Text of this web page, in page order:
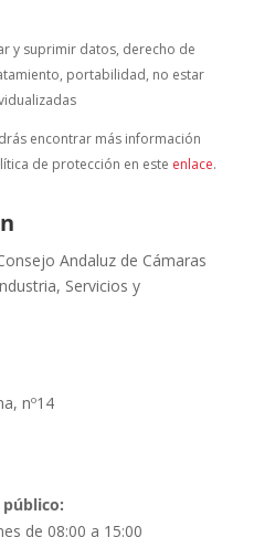
y suprimir datos, derecho de
portabilidad, no estar
encontrar más información
de protección en este enlace.
Andaluz de Cámaras
Servicios y
nº14
de 08:00 a 15:00